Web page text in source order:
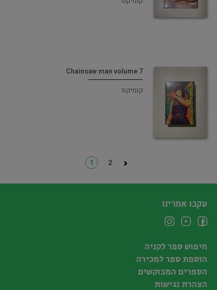
Chainsaw man volume 7
קומיקס
1 2
עקבו אחרינו
חיפוש ספר לקניה
הוספת ספר למכירה
הספרים המבוקשים
הצהרת נגישות